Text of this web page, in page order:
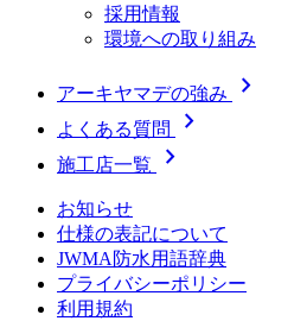
採用情報
環境への取り組み
アーキヤマデの強み chevron_right
よくある質問 chevron_right
施工店一覧 chevron_right
お知らせ
仕様の表記について
JWMA防水用語辞典
プライバシーポリシー
利用規約